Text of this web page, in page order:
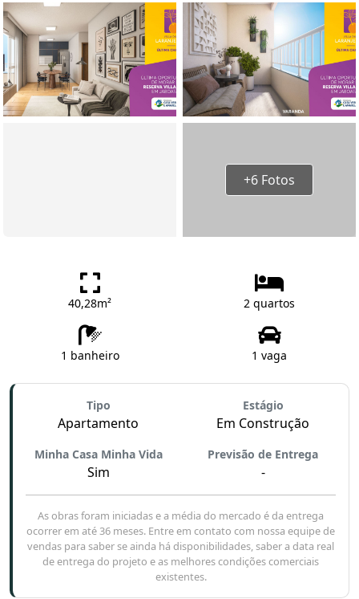
+6 Fotos
40,28m² 2 quartos
1 banheiro 1 vaga
Tipo
Apartamento
Estágio
Em Construção
Minha Casa Minha Vida
Sim
Previsão de Entrega
-
As obras foram iniciadas e a média do mercado é da entrega
ocorrer em até 36 meses. Entre em contato com nossa equipe de
vendas para saber se ainda há disponibilidades, saber a data real
de entrega do projeto e as melhores condições comerciais
existentes.